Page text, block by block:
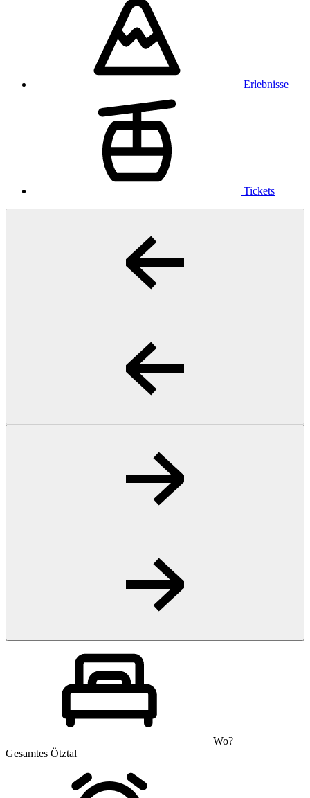
Erlebnisse
Tickets
Wo?
Gesamtes Ötztal